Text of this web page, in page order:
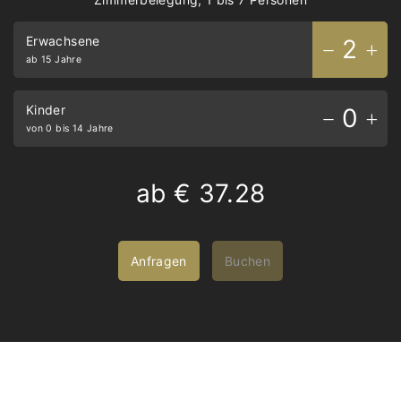
Erwachsene
ab 15 Jahre 2
Kinder
von 0 bis 14 Jahre 0
ab € 37.28
Anfragen Buchen